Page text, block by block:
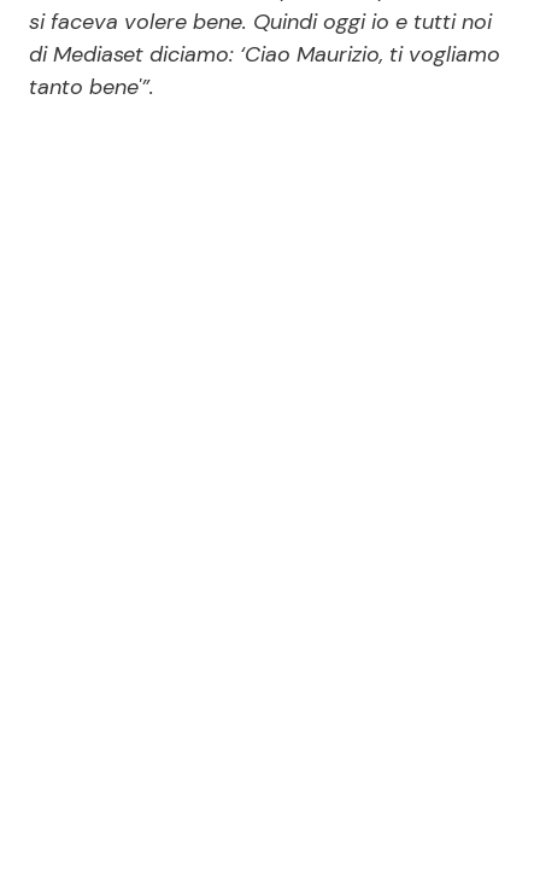
si faceva volere bene. Quindi oggi io e tutti noi
di Mediaset diciamo: ‘Ciao Maurizio, ti vogliamo
tanto bene'”.